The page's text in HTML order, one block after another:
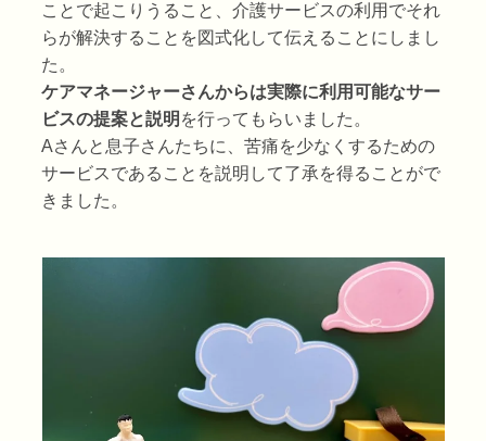
ことで起こりうること、介護サービスの利用でそれ
らが解決することを図式化して伝えることにしまし
た。
ケアマネージャーさんからは実際に利用可能なサー
ビスの提案と説明 を行ってもらいました。
Aさんと息子さんたちに、苦痛を少なくするための
サービスであることを説明して了承を得ることがで
きました。